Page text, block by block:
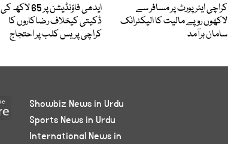
کراچی ایئرپورٹ پر مسافر سے
لاکھوں روپے مالیت کا الیکٹرانک
سامان برآمد
ایدھی فاؤنڈیشن پر 65 لاکھ کی
ڈکیتی کیخلاف رضاکاروں کا
کراچی پریس کلب پر احتجاج
Showbiz News in Urdu
Sports News in Urdu
International News in